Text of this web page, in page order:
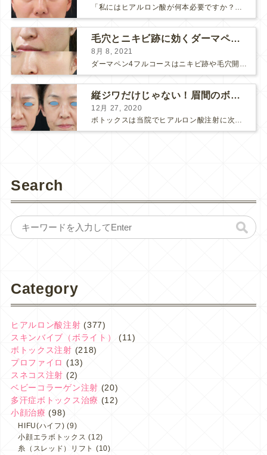
「私にはヒアルロン酸が何本必要ですか？」 診察の時によく聞かれますが、なかなか難しい質問です。 どこまでこだわってキレイにしたいかによって 使うヒアルロン酸の量が変わるからです。 前回もご紹介させ...
毛穴とニキビ跡に効くダーマペン４フルコース
8月 8, 2021
ダーマペン4フルコースはニキビ跡や毛穴開きで悩まれている方に自信を持ってお勧めできる美肌治療です。 ↑ ダーマペン4フルコースを4回行いました。 ニキビ跡と毛穴開きが改善して肌のキメが整いまし...
縦ジワだけじゃない！眉間のボトックス注射
12月 27, 2020
ボトックスは当院でヒアルロン酸注射に次いで人気のある治療です。 私自身、美容治療が制限されていた妊娠・授乳中に一番やりたかったのはボトックスで、 「ボトックスが世の中から無くなったら困る！」と...
Search
Category
ヒアルロン酸注射 (377)
スキンバイブ（ボライト）
(11)
ボトックス注射 (218)
プロファイロ (13)
スネコス注射 (2)
ベビーコラーゲン注射 (20)
多汗症ボトックス治療 (12)
小顔治療 (98)
HIFU(ハイフ) (9)
小顔エラボトックス (12)
糸（スレッド）リフト (10)